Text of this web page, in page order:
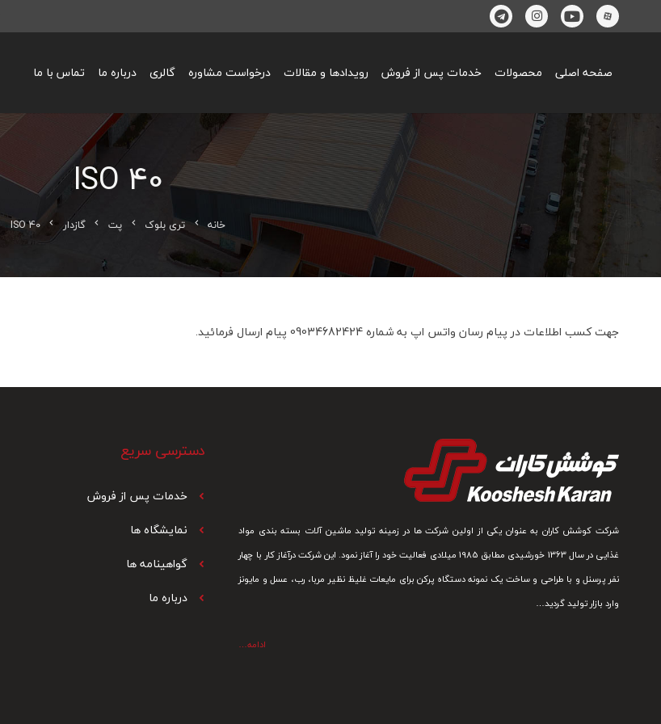
صفحه اصلی محصولات خدمات پس از فروش رویدادها و مقالات درخواست مشاوره گالری درباره ما تماس با ما
ISO 40
خانه chevron_left تری بلوک chevron_left پت chevron_left گازدار chevron_left
ISO 40
جهت کسب اطلاعات در پیام رسان واتس اپ به شماره 09034682424 پیام ارسال فرمائید.
شرکت کوشش کاران به عنوان یکی از اولین شرکت ها در زمینه تولید ماشین آلات بسته بندی مواد
غذایی در سال 1363 خورشیدی مطابق 1985 میلادی فعالیت خود را آغاز نمود. این شرکت درآغاز کار با چهار
نفر پرسنل و با طراحی و ساخت یک نمونه دستگاه پرکن برای مایعات غلیظ نظیر مربا، رب، عسل و مایونز
وارد بازار تولید گردید…
ادامه…
دسترسی سریع
خدمات پس از فروش
نمایشگاه ها
گواهینامه ها
درباره ما